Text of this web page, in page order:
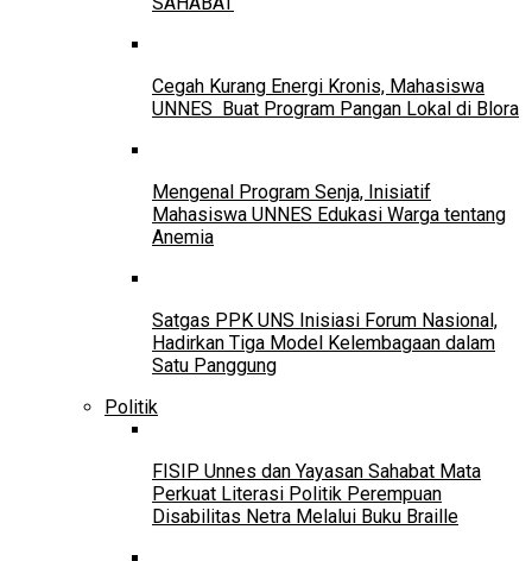
Cegah Kurang Energi Kronis, Mahasiswa
UNNES Buat Program Pangan Lokal di Blora
Mengenal Program Senja, Inisiatif
Mahasiswa UNNES Edukasi Warga tentang
Anemia
Satgas PPK UNS Inisiasi Forum Nasional,
Hadirkan Tiga Model Kelembagaan dalam
Satu Panggung
Politik
FISIP Unnes dan Yayasan Sahabat Mata
Perkuat Literasi Politik Perempuan
Disabilitas Netra Melalui Buku Braille